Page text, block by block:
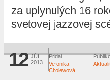
za uplynulých 16
svetovej jazzovej
12 JÚL
2013
Pridal
Veronika
Cholewová